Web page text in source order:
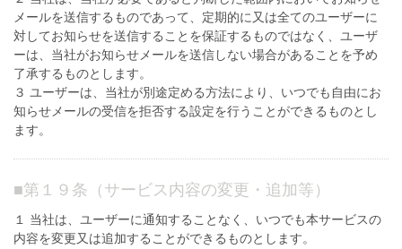
メールを送信するものであって、定期的に又は全てのユーザーに
対してお知らせを送信することを保証するものではなく、ユーザ
ーは、当社がお知らせメールを送信しない場合があることを予め
了承するものとします。
３ ユーザーは、当社が別途定める方法により、いつでも自由にお
知らせメールの受信を拒否する設定を行うことができるものとし
ます。
■第１９条（サービス内容の変更・追加等）
１ 当社は、ユーザーに通知することなく、いつでも本サービスの
内容を変更又は追加することができるものとします。